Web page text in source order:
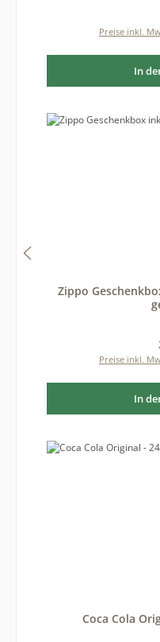
Preise inkl.
In
Zippo
Preise inkl.
In
Coca Cola